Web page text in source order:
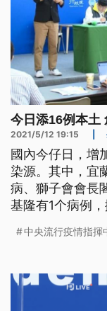
今日添16例本土
2021/5/12 19:15
國內今仔日，增
染源。其中，宜
病、獅子會會長
基隆有1个病例
懸到第三級。
中宜蘭羅東遊藝
女性，是銀河百
中央流行疫情指揮